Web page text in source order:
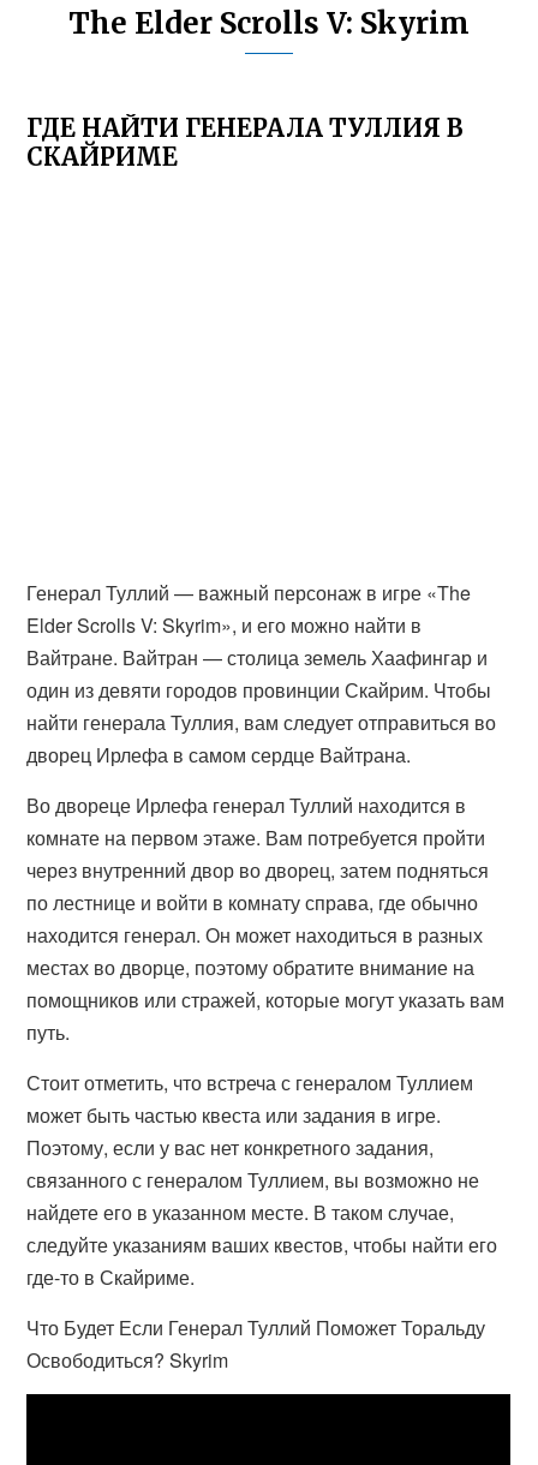
The Elder Scrolls V: Skyrim
ГДЕ НАЙТИ ГЕНЕРАЛА ТУЛЛИЯ В
СКАЙРИМЕ
Генерал Туллий — важный персонаж в игре «The
Elder Scrolls V: Skyrim», и его можно найти в
Вайтране. Вайтран — столица земель Хаафингар и
один из девяти городов провинции Скайрим. Чтобы
найти генерала Туллия, вам следует отправиться во
дворец Ирлефа в самом сердце Вайтрана.
Во двореце Ирлефа генерал Туллий находится в
комнате на первом этаже. Вам потребуется пройти
через внутренний двор во дворец, затем подняться
по лестнице и войти в комнату справа, где обычно
находится генерал. Он может находиться в разных
местах во дворце, поэтому обратите внимание на
помощников или стражей, которые могут указать вам
путь.
Стоит отметить, что встреча с генералом Туллием
может быть частью квеста или задания в игре.
Поэтому, если у вас нет конкретного задания,
связанного с генералом Туллием, вы возможно не
найдете его в указанном месте. В таком случае,
следуйте указаниям ваших квестов, чтобы найти его
где-то в Скайриме.
Что Будет Если Генерал Туллий Поможет Торальду
Освободиться? Skyrim